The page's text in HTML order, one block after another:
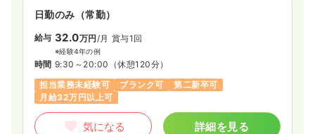
日勤のみ（常勤）
給与 32.0万円 /月 賞与1回
※経験4年の例
時間 9:30～20:00 （休憩120分）
担当業務未経験可
ブランク可
第二新卒可
月給32万円以上可
気になる 詳細を見る